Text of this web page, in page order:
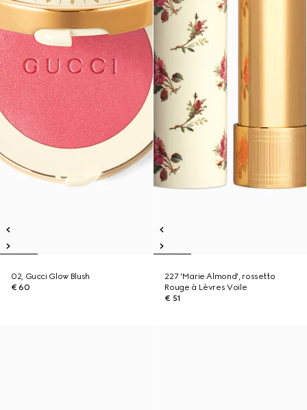
02, Gucci Glow Blush
€ 60
227 'Marie Almond', rossetto
Rouge à Lèvres Voile
€ 51